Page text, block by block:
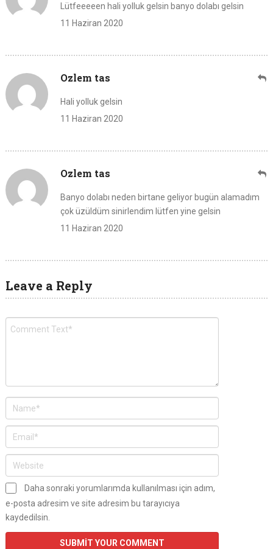
Lütfeeeeen hali yolluk gelsin banyo dolabı gelsin
11 Haziran 2020
Ozlem tas
Hali yolluk gelsin
11 Haziran 2020
Ozlem tas
Banyo dolabı neden birtane geliyor bugün alamadım
çok üzüldüm sinirlendim lütfen yine gelsin
11 Haziran 2020
Leave a Reply
Daha sonraki yorumlarımda kullanılması için adım,
e-posta adresim ve site adresim bu tarayıcıya
kaydedilsin.